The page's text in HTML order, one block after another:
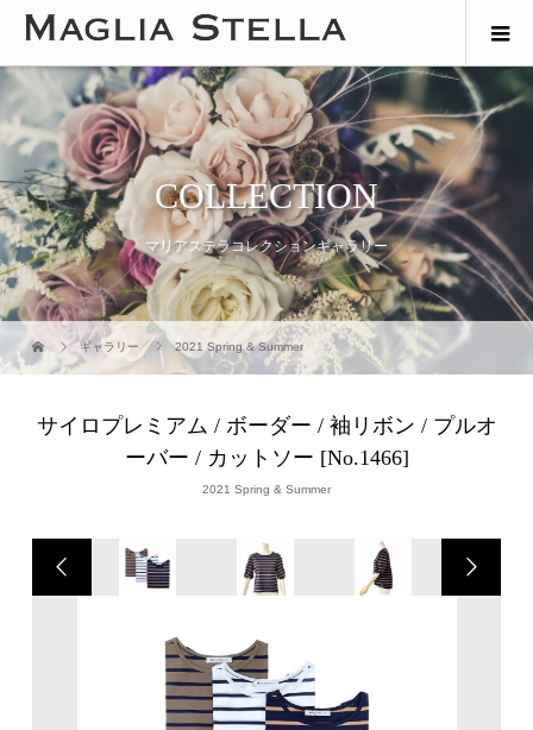
COLLECTION
マリアステラコレクションギャラリー
ギャラリー 2021 Spring & Summer
サイロプレミアム / ボーダー / 袖リボン / プルオ
ーバー / カットソー [No.1466]
2021 Spring & Summer